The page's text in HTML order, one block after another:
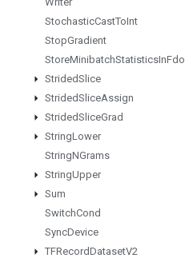
StochasticCastToInt
StopGradient
StoreMinibatchStatisticsInFdo
StridedSlice
StridedSliceAssign
StridedSliceGrad
StringLower
StringNGrams
StringUpper
Sum
SwitchCond
SyncDevice
TFRecordDatasetV2